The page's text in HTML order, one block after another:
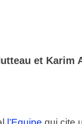
et Karim